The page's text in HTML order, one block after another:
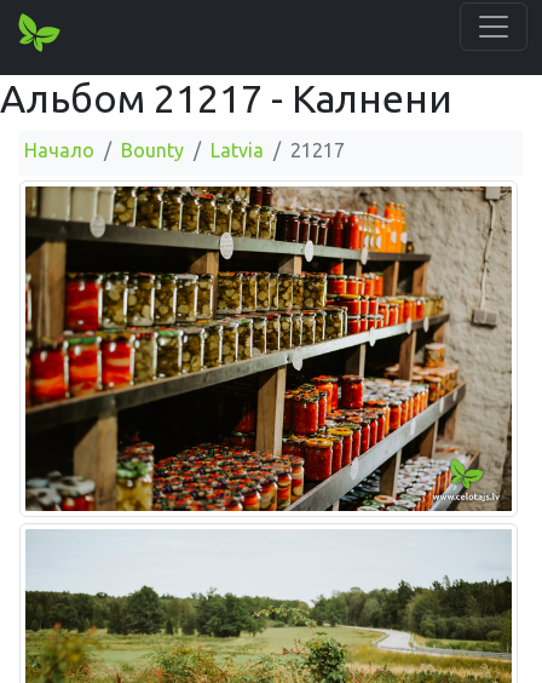
Альбом 21217 - Калнени
Начало Bounty Latvia 21217